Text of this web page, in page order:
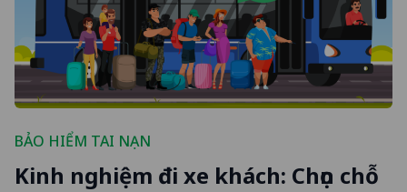
BẢO HIỂM TAI NẠN
Kinh nghiệm đi xe khách: Chọn chỗ